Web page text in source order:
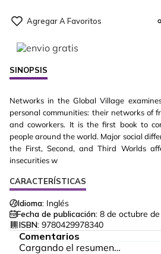
SINOPSIS
Networks in the Global Village
personal communities: their networks of
and coworkers. It is the first book to
people around the world. Major social
the First, Second, and Third Worlds
insecurities w
CARACTERÍSTICAS
Idioma: Inglés
Fecha de publicación: 8 de octubre
ISBN: 9780429978340
Comentarios
Cargando el resumen…